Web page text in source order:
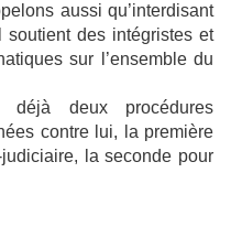
aussi qu’interdisant
soutient des intégristes et
sur l’ensemble du
deux procédures
contre lui, la première
la seconde pour